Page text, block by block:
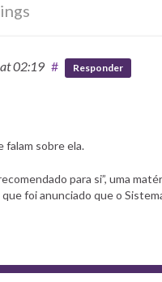
at 02:19 # Responder
falam sobre ela.
para si”, uma
foi anunciado que o